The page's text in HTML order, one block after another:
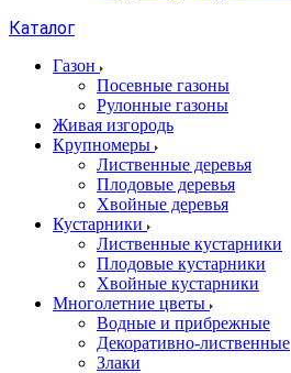
Каталог
Газон
Посевные газоны
Рулонные газоны
Живая изгородь
Крупномеры
Лиственные деревья
Плодовые деревья
Хвойные деревья
Кустарники
Лиственные кустарники
Плодовые кустарники
Хвойные кустарники
Многолетние цветы
Водные и прибрежные
Декоративно-лиственные
Злаки